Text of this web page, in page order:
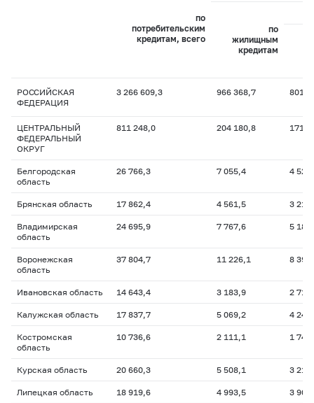
по
потребительским
кредитам, всего
по
жилищным
кредитам
РОССИЙСКАЯ
ФЕДЕРАЦИЯ
3 266 609,3 966 368,7 801
ЦЕНТРАЛЬНЫЙ
ФЕДЕРАЛЬНЫЙ
ОКРУГ
811 248,0 204 180,8 171
Белгородская
область
26 766,3 7 055,4 4
Брянская область 17 862,4 4 561,5 3
Владимирская
область
24 695,9 7 767,6 5
Воронежская
область
37 804,7 11 226,1 8
Ивановская область 14 643,4 3 183,9 2
Калужская область 17 837,7 5 069,2 4
Костромская
область
10 736,6 2 111,1 1
Курская область 20 660,3 5 508,1 3
Липецкая область 18 919,6 4 993,5 3